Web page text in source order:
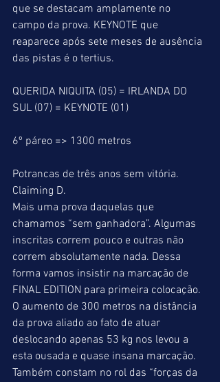
que se destacam amplamente no
campo da prova. KEYNOTE que
reaparece após sete meses de ausência
das pistas é o tertius.
QUERIDA NIQUITA (05) = IRLANDA DO
SUL (07) = KEYNOTE (01)
6º páreo => 1300 metros
Potrancas de três anos sem vitória.
Claiming D.
Mais uma prova daquelas que
chamamos “sem ganhadora”. Algumas
inscritas correm pouco e outras não
correm absolutamente nada. Dessa
forma vamos insistir na marcação de
FINAL EDITION para primeira colocação.
O aumento de 300 metros na distância
da prova aliado ao fato de atuar
deslocando apenas 53 kg nos levou a
esta ousada e quase insana marcação.
Também constam no rol das “forças da